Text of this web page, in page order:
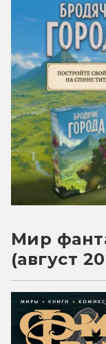
Мир
(август